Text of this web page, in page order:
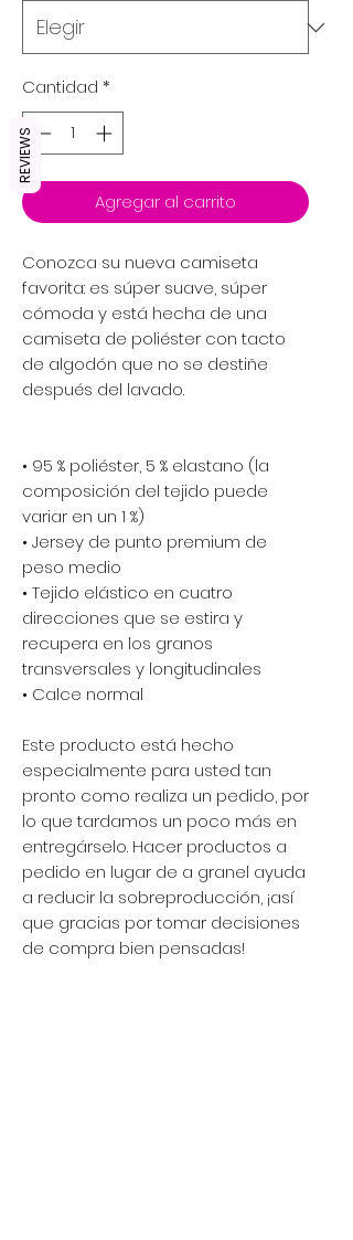
Cantidad *
Agregar al carrito
Conozca su nueva camiseta
favorita: es súper suave, súper
cómoda y está hecha de una
camiseta de poliéster con tacto
de algodón que no se destiñe
después del lavado.
• 95 % poliéster, 5 % elastano (la
composición del tejido puede
variar en un 1 %)
• Jersey de punto premium de
peso medio
• Tejido elástico en cuatro
direcciones que se estira y
recupera en los granos
transversales y longitudinales
• Calce normal
Este producto está hecho
especialmente para usted tan
pronto como realiza un pedido, por
lo que tardamos un poco más en
entregárselo. Hacer productos a
pedido en lugar de a granel ayuda
a reducir la sobreproducción, ¡así
que gracias por tomar decisiones
de compra bien pensadas!
REVIEWS